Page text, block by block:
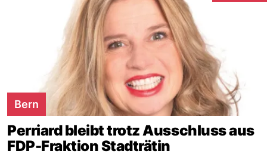
Bern
Perriard bleibt trotz Ausschluss aus
FDP-Fraktion Stadträtin